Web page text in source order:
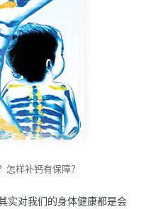
怎样补钙有保障？
实对我们的身体健康都是会